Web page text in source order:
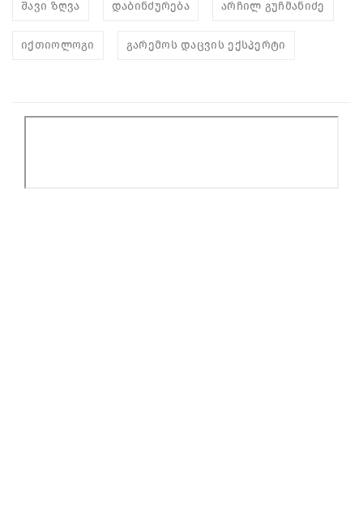
შავი ზღვა დაბინძურება არჩილ გუჩმანიძე
იქთიოლოგი გარემოს დაცვის ექსპერტი